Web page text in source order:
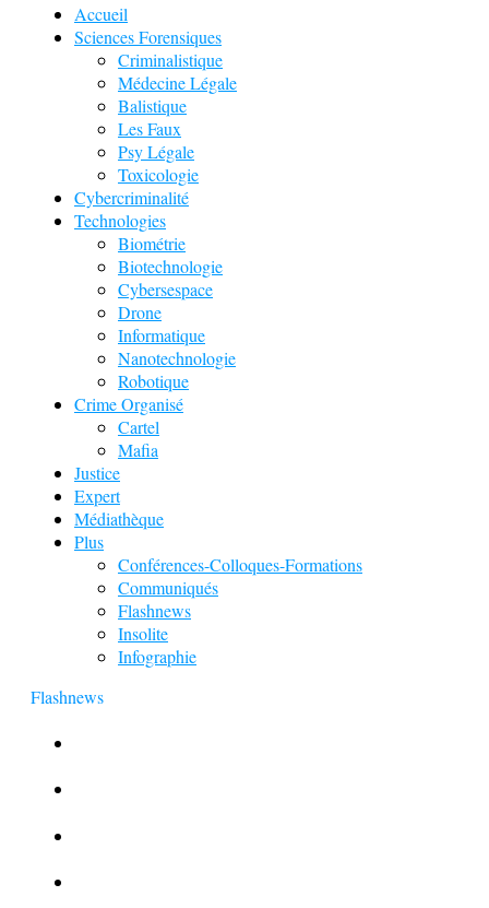
Accueil
Sciences Forensiques
Criminalistique
Médecine Légale
Balistique
Les Faux
Psy Légale
Toxicologie
Cybercriminalité
Technologies
Biométrie
Biotechnologie
Cybersespace
Drone
Informatique
Nanotechnologie
Robotique
Crime Organisé
Cartel
Mafia
Justice
Expert
Médiathèque
Plus
Conférences-Colloques-Formations
Communiqués
Flashnews
Insolite
Infographie
Flashnews